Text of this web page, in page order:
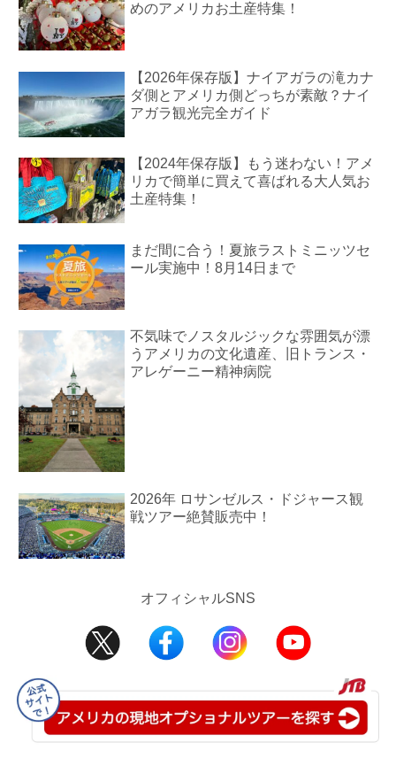
めのアメリカお土産特集！
【2026年保存版】ナイアガラの滝カナ
ダ側とアメリカ側どっちが素敵？ナイ
アガラ観光完全ガイド
【2024年保存版】もう迷わない！アメ
リカで簡単に買えて喜ばれる大人気お
土産特集！
まだ間に合う！夏旅ラストミニッツセ
ール実施中！8月14日まで
不気味でノスタルジックな雰囲気が漂
うアメリカの文化遺産、旧トランス・
アレゲーニー精神病院
2026年 ロサンゼルス・ドジャース観
戦ツアー絶賛販売中！
オフィシャルSNS